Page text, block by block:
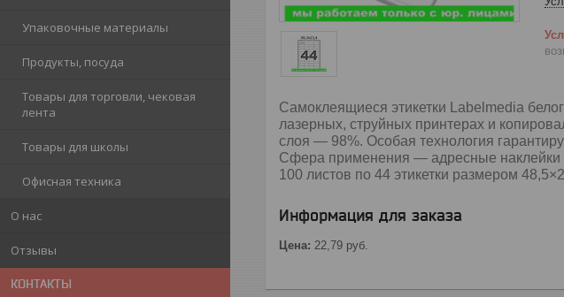
Упаковочные материалы
Продукты, посуда
Товары для торговли, чековая
лента
Товары для школы
Офисная техника
О нас
Отзывы
КОНТАКТЫ
Самоклеящиеся этикетки Labelmedia
лазерных, струйных принтерах и
слоя — 98%. Особая технология
Сфера применения — адресные наклейки
100 листов по 44 этикетки размером
Информация для заказа
Цена: 22,79 руб.